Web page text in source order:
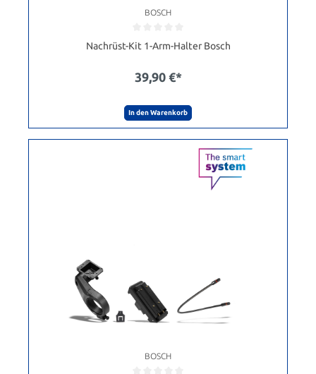
BOSCH
Nachrüst-Kit 1-Arm-Halter Bosch
39,90 €*
In den Warenkorb
BOSCH